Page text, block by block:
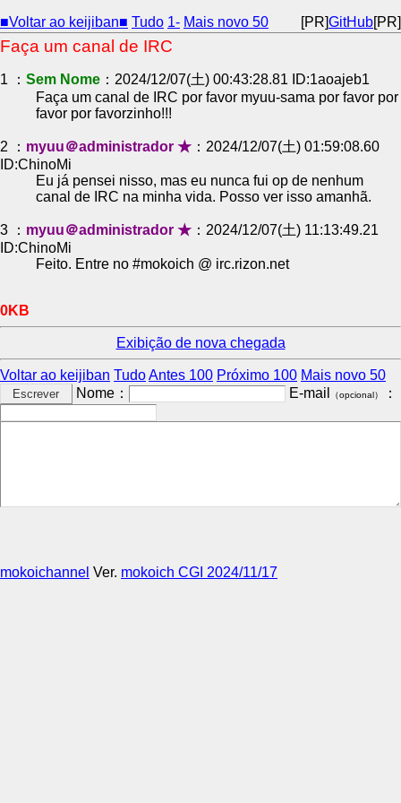
■Voltar ao keijiban■ Tudo 1- Mais novo 50 [PR]GitHub[PR]
Faça um canal de IRC
1 ： Sem Nome ：2024/12/07(土) 00:43:28.81 ID:1aoajeb1
Faça um canal de IRC por favor myuu-sama por favor por
favor por favorzinho!!!
2 ： myuu＠administrador ★ ：2024/12/07(土) 01:59:08.60
ID:ChinoMi
Eu já pensei nisso, mas eu nunca fui op de nenhum
canal de IRC na minha vida. Posso ver isso amanhã.
3 ： myuu＠administrador ★ ：2024/12/07(土) 11:13:49.21
ID:ChinoMi
Feito. Entre no #mokoich @ irc.rizon.net
0KB
Exibição de nova chegada
Voltar ao keijiban TudoAntes 100 Próximo 100 Mais novo 50
Nome：
E-mail （opcional） ：
mokoichannel Ver. mokoich CGI 2024/11/17